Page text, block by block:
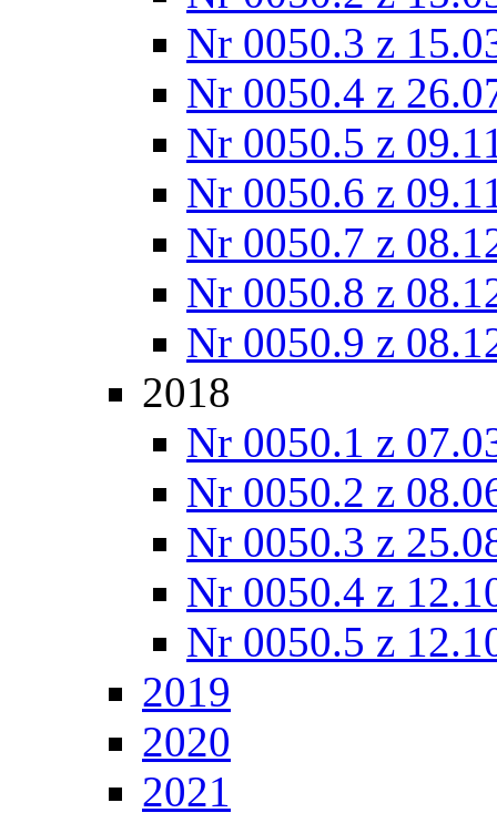
Nr 0050.3 z
Nr 0050.4 z
Nr 0050.5 z
Nr 0050.6 z
Nr 0050.7 z
Nr 0050.8 z
Nr 0050.9 z
2018
Nr 0050.1 z
Nr 0050.2 z
Nr 0050.3 z
Nr 0050.4 z
Nr 0050.5 z
2019
2020
2021